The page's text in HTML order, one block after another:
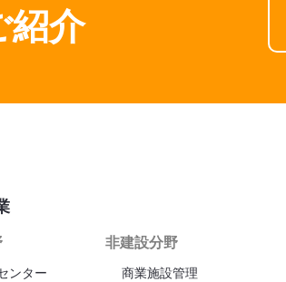
紹介
ンター
非建設分野
商業施設管理